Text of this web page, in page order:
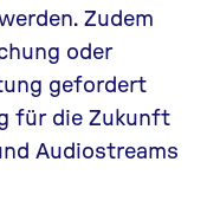
Zudem
oder
gefordert
für die Zukunft
Audiostreams